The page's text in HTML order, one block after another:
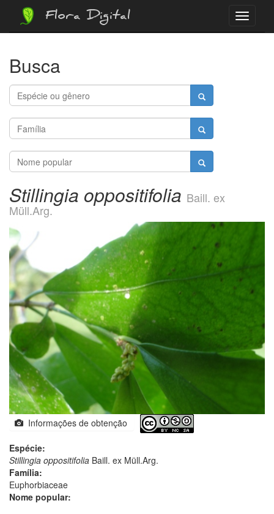
Menu
Flora Digital
Busca
Stillingia oppositifolia Baill. ex
Müll.Arg.
Informações de obtenção
Espécie:
Stillingia oppositifolia Baill. ex Müll.Arg.
Família:
Euphorbiaceae
Nome popular: